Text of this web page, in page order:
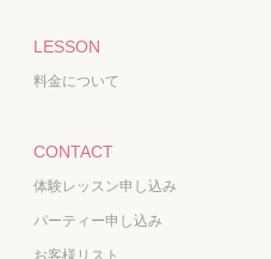
LESSON
料金について
CONTACT
体験レッスン申し込み
パーティー申し込み